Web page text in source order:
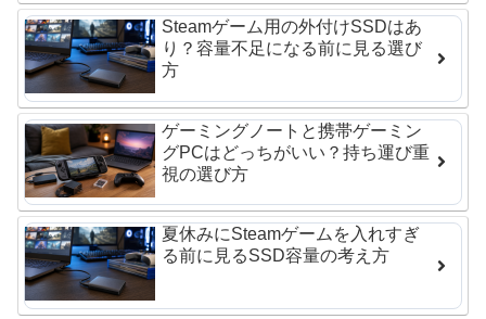
Steamゲーム用の外付けSSDはあ
り？容量不足になる前に見る選び
方
ゲーミングノートと携帯ゲーミン
グPCはどっちがいい？持ち運び重
視の選び方
夏休みにSteamゲームを入れすぎ
る前に見るSSD容量の考え方